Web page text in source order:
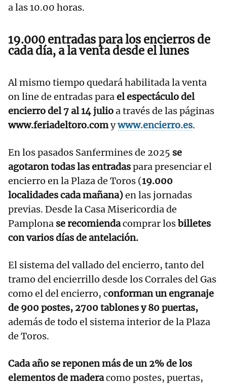
a las 10.00 horas.
19.000 entradas para los encierros de
cada día, a la venta desde el lunes
Al mismo tiempo quedará habilitada la venta
on line de entradas parael espectáculo del
encierro del 7 al 14 julioa través de las páginas
www.feriadeltoro.comywww.encierro.es.
En los pasados Sanfermines de 2025 se
agotaron todas las entradaspara presenciar el
encierro en la Plaza de Toros (19.000
localidades cada mañana)en las jornadas
previas. Desde la Casa Misericordia de
Pamplona se recomiendacomprar losbilletes
con varios días de antelación.
El sistema del vallado del encierro, tanto del
tramo del encierrillo desde los Corrales del Gas
como el del encierro, conforman un engranaje
de 900 postes, 2700 tablones y 80 puertas,
además de todo el sistema interior de la Plaza
de Toros.
Cada año se reponen más de un 2% de los
elementos de maderacomo postes, puertas,